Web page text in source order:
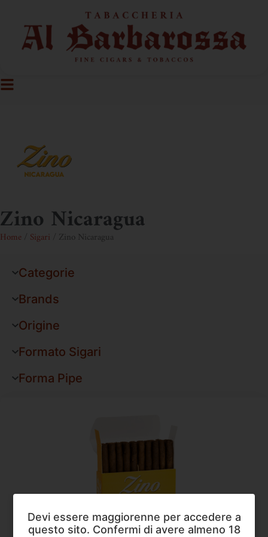
Zino Nicaragua
Home Sigari / Zino Nicaragua
Categorie
Brands
Origine
Formato Sigari
Forma Pipe
Devi essere maggiorenne per accedere a
questo sito. Confermi di avere almeno 18